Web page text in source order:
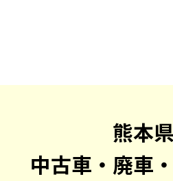
熊本
中古車・廃車